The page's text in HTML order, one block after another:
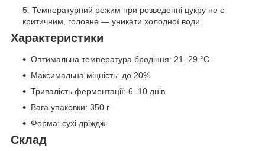
Температурний режим при розведенні цукру не є
критичним, головне — уникати холодної води.
Характеристики
Оптимальна температура бродіння: 21–29 °C
Максимальна міцність: до 20%
Тривалість ферментації: 6–10 днів
Вага упаковки: 350 г
Форма: сухі дріжджі
Склад